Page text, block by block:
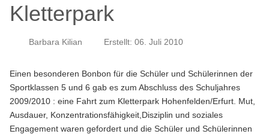
Kletterpark
Barbara Kilian Erstellt: 06. Juli 2010
Einen besonderen Bonbon für die Schüler und Schülerinnen der
Sportklassen 5 und 6 gab es zum Abschluss des Schuljahres
2009/2010 : eine Fahrt zum Kletterpark Hohenfelden/Erfurt. Mut,
Ausdauer, Konzentrationsfähigkeit,Disziplin und soziales
Engagement waren gefordert und die Schüler und Schülerinnen